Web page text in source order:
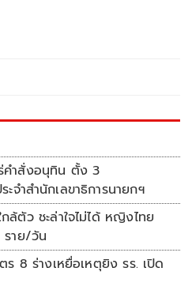
คำสั่งอนุทิน ตั้ง 3
ะจำสำนักเลขาธิการนายกฯ
ล้ตัว ชะล่าใจไม่ได้ หญิงไทย
ราย/วัน
ร 8 ร่างเหยื่อเหตุยิง รร. เปิด